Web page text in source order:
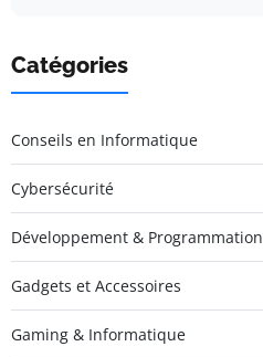
Catégories
Conseils en Informatique
Cybersécurité
Développement & Programmation
Gadgets et Accessoires
Gaming & Informatique